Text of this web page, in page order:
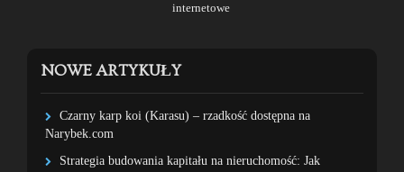
internetowe
NOWE ARTYKUŁY
Czarny karp koi (Karasu) – rzadkość dostępna na
Narybek.com
Strategia budowania kapitału na nieruchomość: Jak